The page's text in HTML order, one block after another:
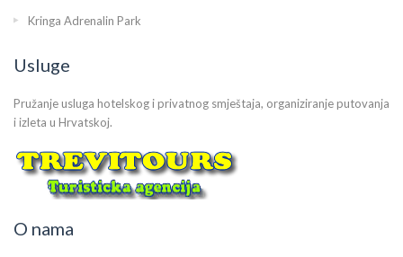
Kringa Adrenalin Park
Usluge
Pružanje usluga hotelskog i privatnog smještaja, organiziranje putovanja
i izleta u Hrvatskoj.
O nama